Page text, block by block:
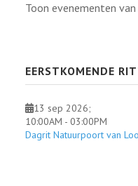
Toon evenementen
EERSTKOMENDE
13 sep 2026;
10:00AM -03:00PM
Dagrit Natuurpoort van